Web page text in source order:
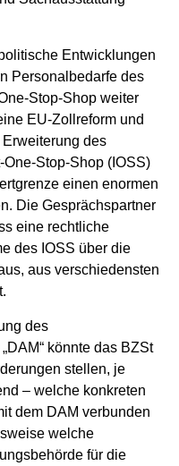
Entwicklungen
Personalbedarfe des
Stop-Shop weiter
EU-Zollreform und
des
Stop-Shop (IOSS)
einen enormen
Die Gesprächspartner
eine rechtliche
des IOSS über die
aus verschiedensten
des
könnte das BZSt
stellen, je
– welche konkreten
dem DAM verbunden
welche
für die